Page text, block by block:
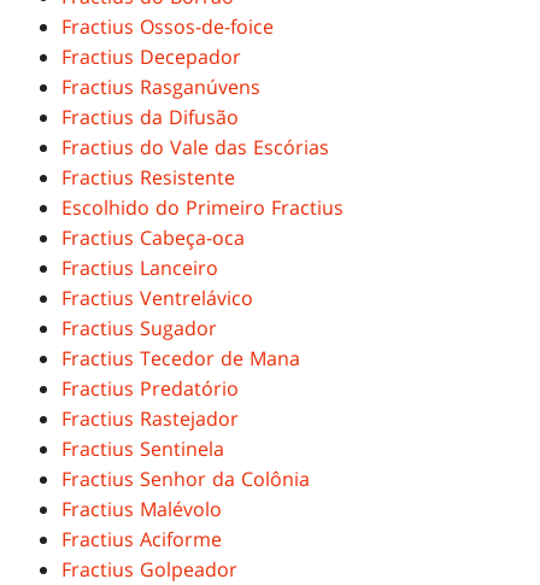
Fractius Ossos-de-foice
Fractius Decepador
Fractius Rasganúvens
Fractius da Difusão
Fractius do Vale das Escórias
Fractius Resistente
Escolhido do Primeiro Fractius
Fractius Cabeça-oca
Fractius Lanceiro
Fractius Ventrelávico
Fractius Sugador
Fractius Tecedor de Mana
Fractius Predatório
Fractius Rastejador
Fractius Sentinela
Fractius Senhor da Colônia
Fractius Malévolo
Fractius Aciforme
Fractius Golpeador